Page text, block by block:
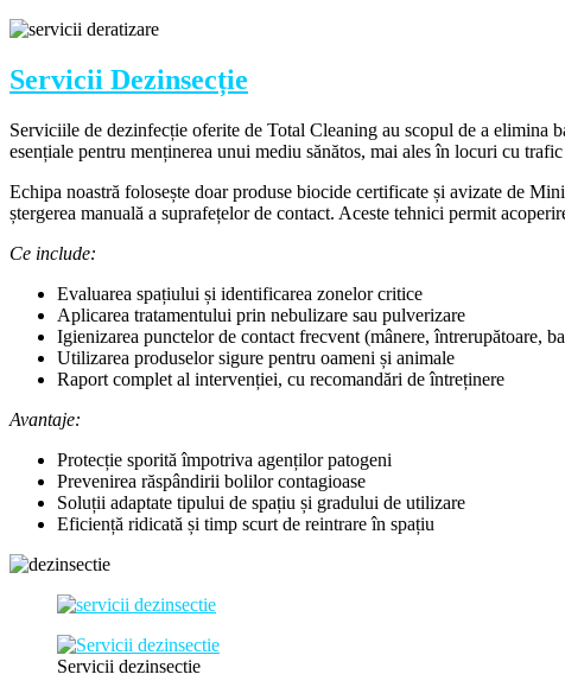
Servicii Dezinsecție
Serviciile de dezinfecție oferite de Total Cleaning au scopul de a elimina
esențiale pentru menținerea unui mediu sănătos, mai ales în locuri cu
Echipa noastră folosește doar produse biocide certificate și avizate de
ștergerea manuală a suprafețelor de contact. Aceste tehnici permit
Ce include:
Evaluarea spațiului și identificarea zonelor critice
Aplicarea tratamentului prin nebulizare sau pulverizare
Igienizarea punctelor de contact frecvent (mânere, întrerupătoare,
Utilizarea produselor sigure pentru oameni și animale
Raport complet al intervenției, cu recomandări de întreținere
Avantaje:
Protecție sporită împotriva agenților patogeni
Prevenirea răspândirii bolilor contagioase
Soluții adaptate tipului de spațiu și gradului de utilizare
Eficiență ridicată și timp scurt de reintrare în spațiu
Servicii dezinsectie